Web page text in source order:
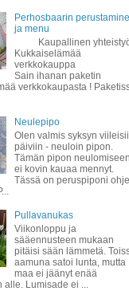
Perhosbaarin
ja menu
Kaupallinen
Kukkaiselämää
verkkokauppa
Sain ihanan paketin
verkkokaupasta !
Neulepipo
Olen valmis syksyn
päiviin - neuloin pipon.
Tämän pipon neulomiseen
ei kovin kauaa mennyt.
Tässä on peruspiponi
Pullavanukas
Viikonloppu ja
sääennusteen mukaan
pitäisi sään lämmetä.
aamuna satoi lunta, mutta
maa ei jäänyt enää
alle. Lumisade ei ...